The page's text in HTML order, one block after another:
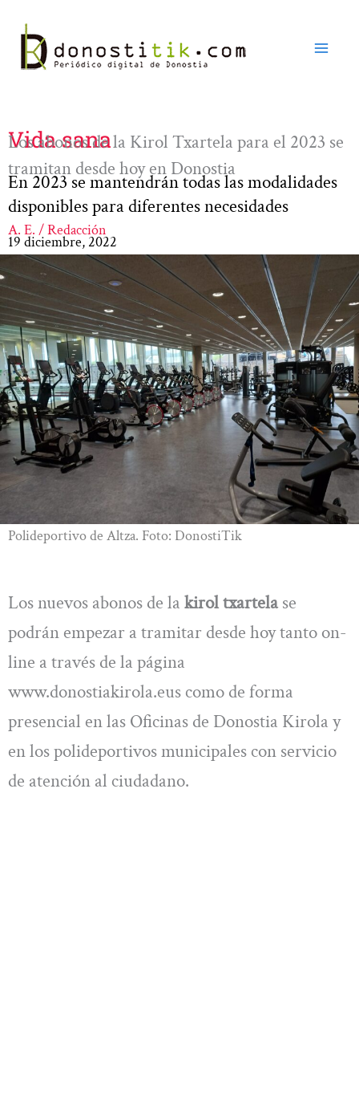
contenido
Vida sana
Los abonos de la Kirol Txartela para el 2023 se
tramitan desde hoy en Donostia
En 2023 se mantendrán todas las modalidades
disponibles para diferentes necesidades
A. E. / Redacción
19 diciembre, 2022
Polideportivo de Altza. Foto: DonostiTik
Los nuevos abonos de la kirol txartelase
podrán empezar a tramitar desde hoy tanto on-
line a través de la página
www.donostiakirola.eus como de forma
presencial en las Oficinas de Donostia Kirola y
en los polideportivos municipales con servicio
de atención al ciudadano.